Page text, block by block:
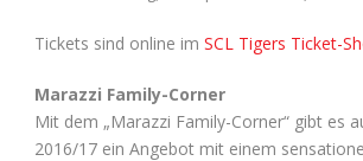
Tickets sind online im SCL Tigers Ticket-
Marazzi Family-Corner
Mit dem „Marazzi Family-Corner“ gibt es
2016/17 ein Angebot mit einem